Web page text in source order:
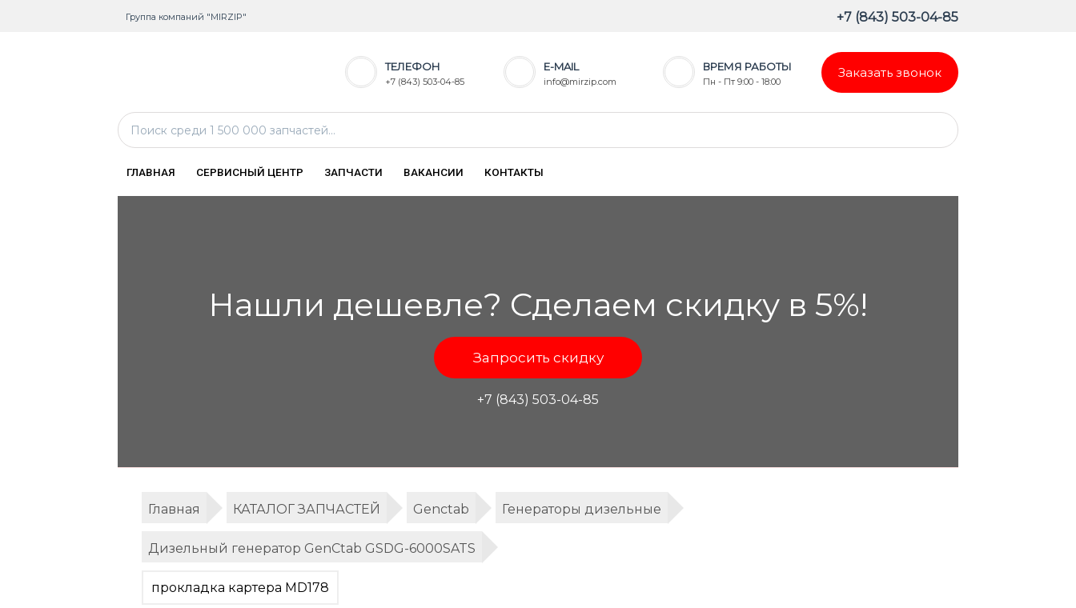
Группа компаний "MIRZIP" +7 (843) 503-04-85
ТЕЛЕФОН
+7 (843) 503-04-85
E-MAIL
info@mirzip.com
ВРЕМЯ РАБОТЫ
Пн - Пт 9:00 - 18:00
Заказать звонок
ГЛАВНАЯ СЕРВИСНЫЙ ЦЕНТР ЗАПЧАСТИ ВАКАНСИИ КОНТАКТЫ
Нашли дешевле? Сделаем скидку в 5%!
Запросить скидку
+7 (843) 503-04-85
Главная КАТАЛОГ ЗАПЧАСТЕЙ Genctab Генераторы дизельные
Дизельный генератор GenCtab GSDG-6000SATS
прокладка картера MD178